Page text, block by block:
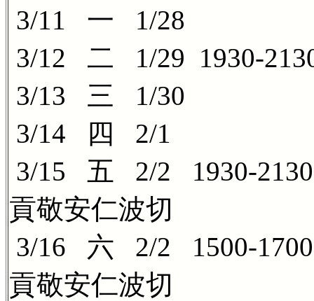
3/11 一 1/28
3/12 二 1/29 1930-
3/13 三 1/30
3/14 四 2/1
3/15 五 2/2
貢敬安仁波切
3/16 六 2/2 1500-
貢敬安仁波切